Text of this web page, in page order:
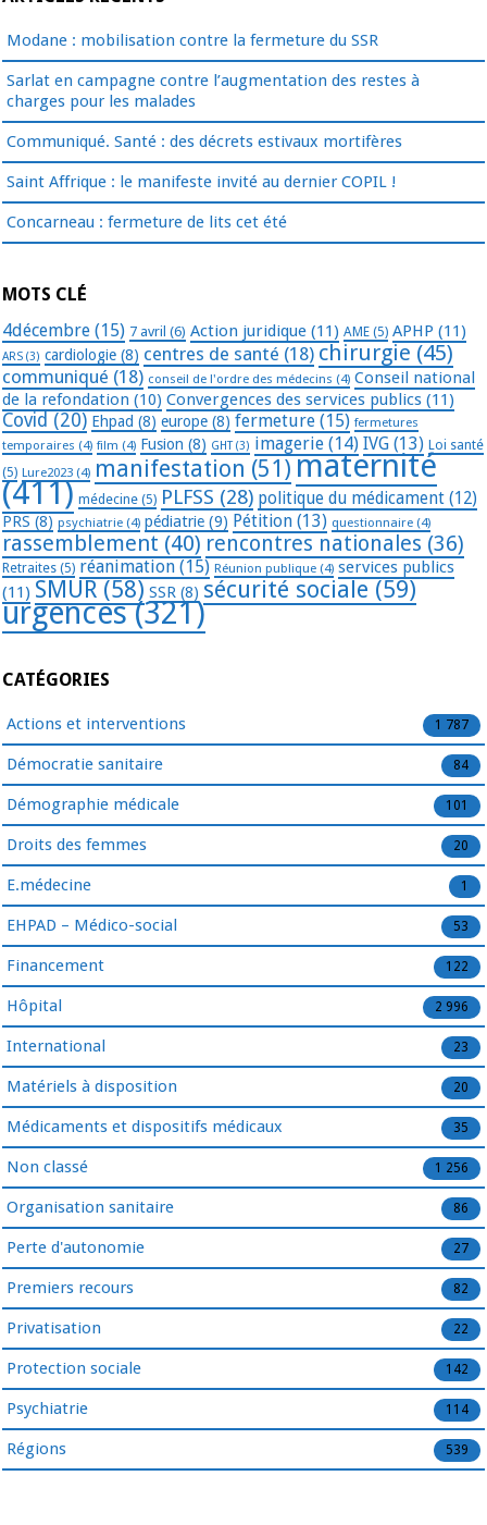
Modane : mobilisation contre la fermeture du SSR
Sarlat en campagne contre l’augmentation des restes à
charges pour les malades
Communiqué. Santé : des décrets estivaux mortifères
Saint Affrique : le manifeste invité au dernier COPIL !
Concarneau : fermeture de lits cet été
MOTS CLÉ
4décembre (15) 7 avril (6) Action juridique (11) AME (5) APHP (11)
ARS (3) cardiologie (8) centres de santé (18) chirurgie (45)
communiqué (18) conseil de l'ordre des médecins (4) Conseil national
de la refondation (10) Convergences des services publics (11)
Covid (20) Ehpad (8) europe (8) fermeture (15) fermetures
temporaires (4) film (4) Fusion (8) GHT(3) imagerie (14) IVG (13) Loi santé
(5) Lure2023 (4) manifestation (51) maternité
(411) médecine (5) PLFSS (28) politique du médicament (12)
PRS (8) psychiatrie (4) pédiatrie (9) Pétition (13) questionnaire (4)
rassemblement (40) rencontres nationales (36)
Retraites (5) réanimation (15) Réunion publique (4) services publics
(11) SMUR (58) SSR (8) sécurité sociale (59)
urgences(321)
CATÉGORIES
Actions et interventions 1 787
Démocratie sanitaire 84
Démographie médicale 101
Droits des femmes 20
E.médecine 1
EHPAD – Médico-social 53
Financement 122
Hôpital 2 996
International 23
Matériels à disposition 20
Médicaments et dispositifs médicaux 35
Non classé 1 256
Organisation sanitaire 86
Perte d'autonomie 27
Premiers recours 82
Privatisation 22
Protection sociale 142
Psychiatrie 114
Régions 539